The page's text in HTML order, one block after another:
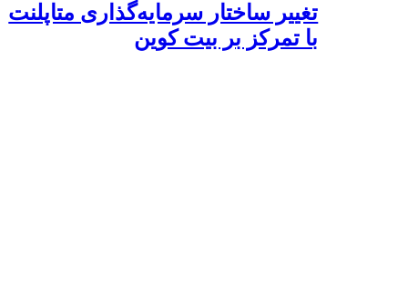
تغییر ساختار سرمایه‌گذاری متاپلنت
با تمرکز بر بیت کوین